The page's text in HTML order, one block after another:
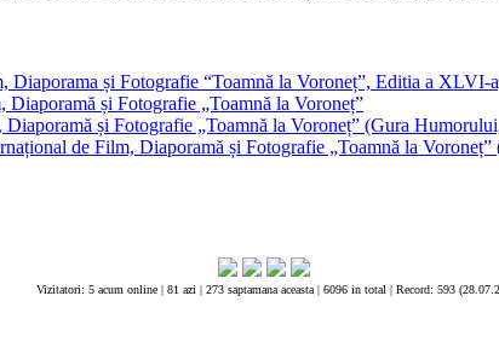
și Fotografie “Toamnă la Voroneț”, Editia a
și Fotografie „Toamnă la Voroneț”
și Fotografie „Toamnă la Voroneț” (Gura
de Film, Diaporamă și Fotografie „Toamnă la
Vizitatori: 5 acum online | 81 azi | 273 saptamana aceasta | 6096 in total | Record: 593